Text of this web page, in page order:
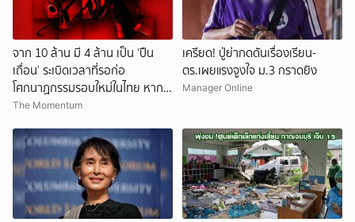
จาก 10 ล้าน มี 4 ล้าน เป็น ‘ปืน
เถื่อน’ ระเบิดเวลาที่รอก่อ
โศกนาฏกรรมรอบใหม่ในไทย หาก
การถอดบทเรียนของรัฐเป็นเพียง
The Momentum
เครียด! ปู่ย่ากดดันเรื่องเรียน-
ตร.เผยแรงจูงใจ ม.3 กราดยิง
Manager Online